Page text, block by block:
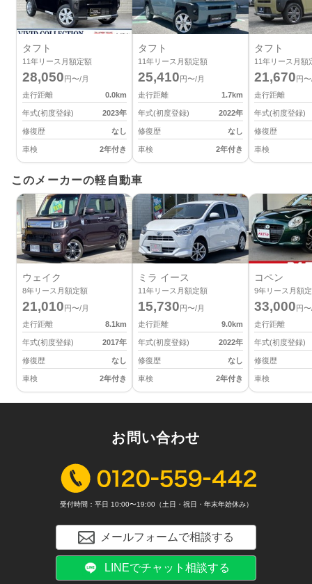
タフト
11年リース月額定額
28,050円〜/月
走行距離
0.0km
年式(初度登録) 2023年
修復歴 なし
車検 2年付き
タフト
11年リース月額定額
25,410円〜/月
走行距離
1.7km
年式(初度登録) 2022年
修復歴 なし
車検 2年付き
タフト
11年リース月額
21,670円
走行距離
年式(初度登録)
修復歴
車検
このメーカーの軽自動車
ウェイク
8年リース月額定額
21,010円〜/月
走行距離
8.1km
年式(初度登録) 2017年
修復歴 なし
車検 2年付き
ミラ イース
11年リース月額定額
15,730円〜/月
走行距離
9.0km
年式(初度登録) 2022年
修復歴 なし
車検 2年付き
コペン
9年リース月額
33,000円
走行距離
年式(初度登録)
修復歴
車検
お問い合わせ
受付時間：平日 10:00〜19:00（土日・祝日・年末年始休み）
メールフォームで相談する
LINEでチャット相談する